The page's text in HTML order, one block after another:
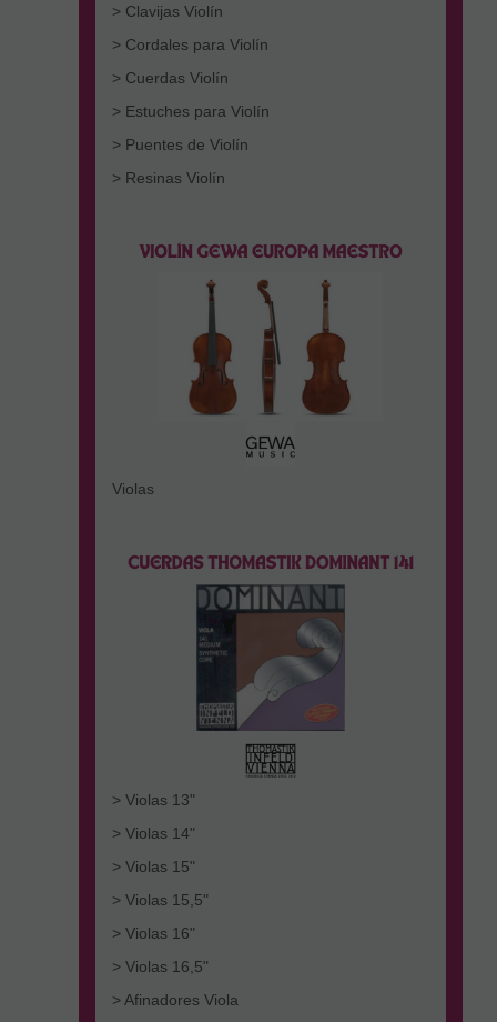
> Clavijas Violín
> Cordales para Violín
> Cuerdas Violín
> Estuches para Violín
> Puentes de Violín
> Resinas Violín
Violas
> Violas 13"
> Violas 14"
> Violas 15"
> Violas 15,5"
> Violas 16"
> Violas 16,5"
> Afinadores Viola